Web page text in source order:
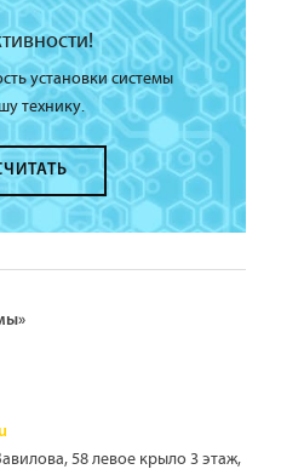
установки системы
технику.
58 левое крыло 3 этаж,